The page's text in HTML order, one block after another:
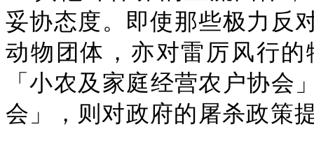
妥协态度。即使那些极力反
动物团体，亦对雷厉风行
「小农及家庭经营农户协会
会」，则对政府的屠杀政策